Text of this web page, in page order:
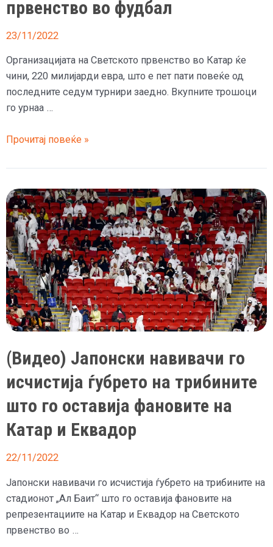
првенство во фудбал
23/11/2022
Организацијата на Светското првенство во Катар ќе
чини, 220 милијарди евра, што е пет пати повеќе од
последните седум турнири заедно. Вкупните трошоци
го урнаа …
Катар
заработи
речиси
9
милијарди
евра
од
Светското
првенство
во
фудбал
Прочитај повеќе »
(Видео) Јапонски навивачи го
исчистија ѓубрето на трибините
што го оставија фановите на
Катар и Еквадор
22/11/2022
Јапонски навивачи го исчистија ѓубрето на трибините на
стадионот „Ал Баит“ што го оставија фановите на
репрезентациите на Катар и Еквадор на Светското
првенство во …